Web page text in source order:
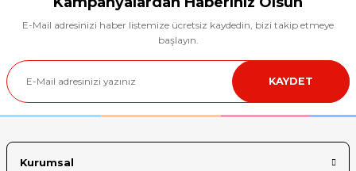
Ürün resmi kalitesiz, bozuk veya görüntülenemiyor.
Ürün açıklamasında eksik bilgiler bulunuyor.
Ürün bilgilerinde hatalar bulunuyor.
E-Mail adresinizi haber listemize ücretsiz kaydedin, bizi takip etmeye
başlayın.
KAYDET
Kurumsal